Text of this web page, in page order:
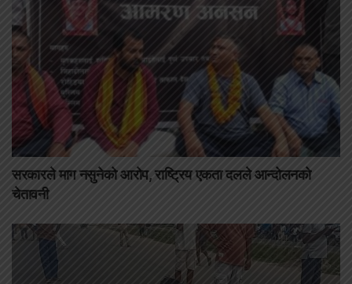
सरकारले माग नसुनेको आरोप, राष्ट्रिय एकता दलले आन्दोलनको
चेतावनी